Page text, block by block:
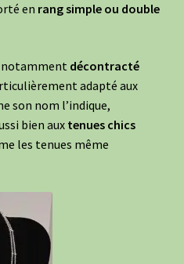
en rang simple ou double
décontracté
adapté aux
son nom l’indique,
bien aux tenues chics
les tenues même